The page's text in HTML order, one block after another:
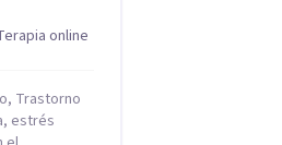
ustedes.
están
rebeldía o
online
Trastorno
estrés